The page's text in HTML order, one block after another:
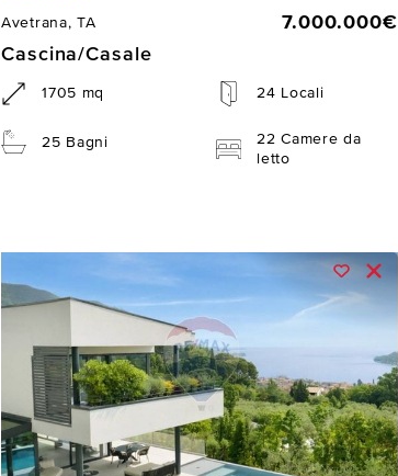
Avetrana, TA
7.000.000€
Cascina/Casale
1705 mq 24 Locali
25 Bagni
22 Camere da
letto